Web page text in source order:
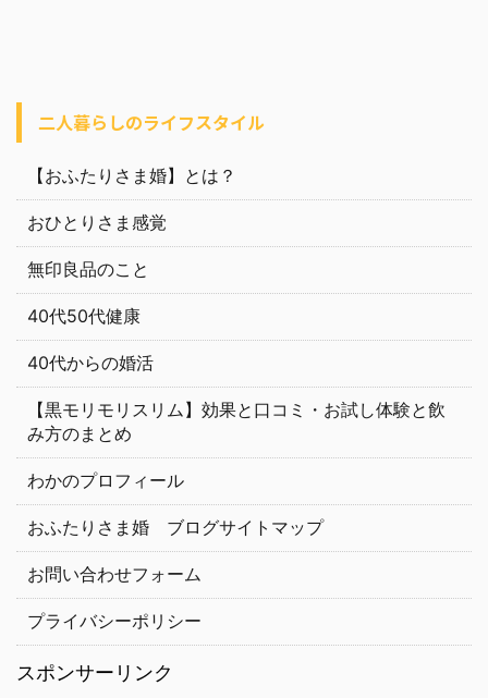
二人暮らしのライフスタイル
【おふたりさま婚】とは？
おひとりさま感覚
無印良品のこと
40代50代健康
40代からの婚活
【黒モリモリスリム】効果と口コミ・お試し体験と飲
み方のまとめ
わかのプロフィール
おふたりさま婚 ブログサイトマップ
お問い合わせフォーム
プライバシーポリシー
スポンサーリンク